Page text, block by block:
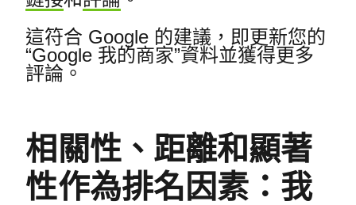
這符合 Google 的建議，即更新您的
“Google 我的商家”資料並獲得更多
評論。
相關性、距離和顯著
性作為排名因素：我